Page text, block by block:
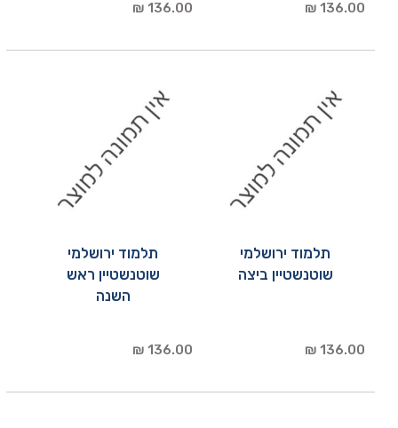
136.00 ₪
136.00 ₪
תלמוד ירושלמי
שוטנשטיין ביצה
136.00 ₪
תלמוד ירושלמי
שוטנשטיין ראש
השנה
136.00 ₪